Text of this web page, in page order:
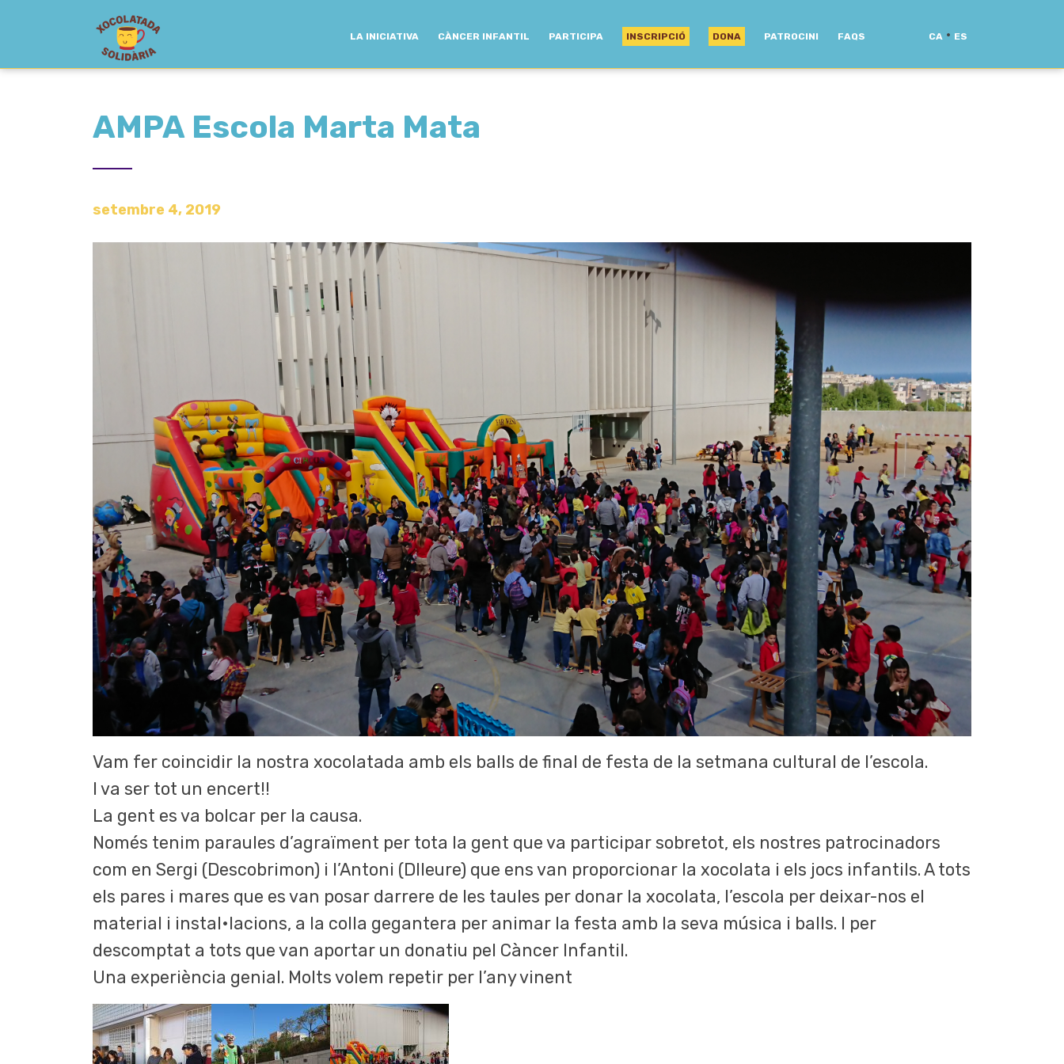
LA INICIATIVA CÀNCER INFANTIL PARTICIPA INSCRIPCIÓ DONA PATROCINI FAQS CA · ES
AMPA Escola Marta Mata
setembre 4, 2019
Vam fer coincidir la nostra xocolatada amb els balls de final de festa de la setmana cultural de l’escola.
I va ser tot un encert!!
La gent es va bolcar per la causa.
Només tenim paraules d’agraïment per tota la gent que va participar sobretot, els nostres patrocinadors
com en Sergi (Descobrimon) i l’Antoni (Dlleure) que ens van proporcionar la xocolata i els jocs infantils. A tots
els pares i mares que es van posar darrere de les taules per donar la xocolata, l’escola per deixar-nos el
material i instal•lacions, a la colla gegantera per animar la festa amb la seva música i balls. I per
descomptat a tots que van aportar un donatiu pel Càncer Infantil.
Una experiència genial. Molts volem repetir per l’any vinent